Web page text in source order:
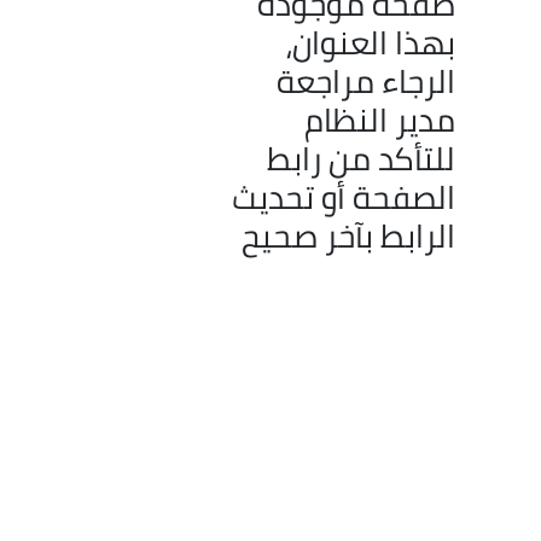
بهذا العنوان،
الرجاء مراجعة
مدير النظام
للتأكد من رابط
الصفحة أو تحديث
الرابط بآخر صحيح